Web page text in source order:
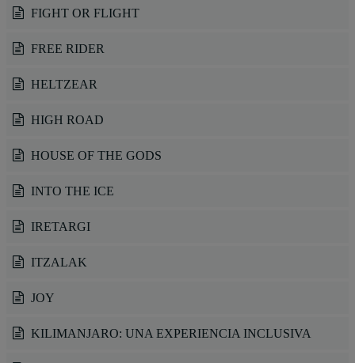
FIGHT OR FLIGHT
FREE RIDER
HELTZEAR
HIGH ROAD
HOUSE OF THE GODS
INTO THE ICE
IRETARGI
ITZALAK
JOY
KILIMANJARO: UNA EXPERIENCIA INCLUSIVA